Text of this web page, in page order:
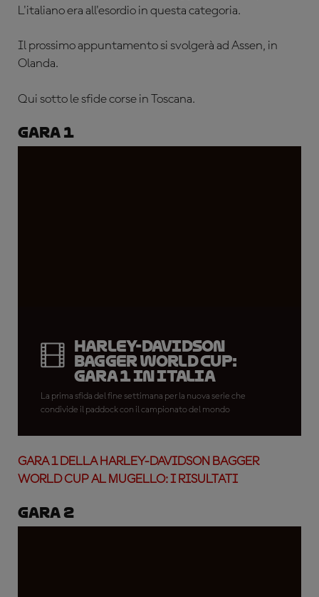
L'italiano era all'esordio in questa categoria.
Il prossimo appuntamento si svolgerà ad Assen, in
Olanda.
Qui sotto le sfide corse in Toscana.
Gara 1
Harley-Davidson
Bagger World Cup:
Gara 1 in Italia
La prima sfida del fine settimana per la nuova serie che
condivide il paddock con il campionato del mondo
GARA 1 DELLA HARLEY-DAVIDSON BAGGER
WORLD CUP AL MUGELLO: I RISULTATI
Gara 2